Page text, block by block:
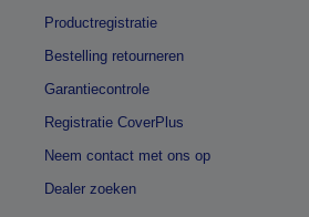
Productregistratie
Bestelling retourneren
Garantiecontrole
Registratie CoverPlus
Neem contact met ons op
Dealer zoeken